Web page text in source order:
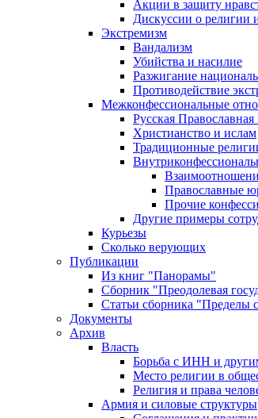
Акции в защиту
Дискуссии о религии
Экстремизм
Вандализм
Убийства и насилие
Разжигание
Противодействие
Межконфессиональные
Русская
Христианство и ислам
Традиционные
Православные
Прочие
Другие примеры
Курьезы
Сколько верующих
Публикации
Из книг "Панорамы"
Сборник "Преодолевая
Статьи сборника "Пределы
Документы
Архив
Власть
Борьба с ИНН и
Место религии в
Религия и права
Армия и силовые структуры